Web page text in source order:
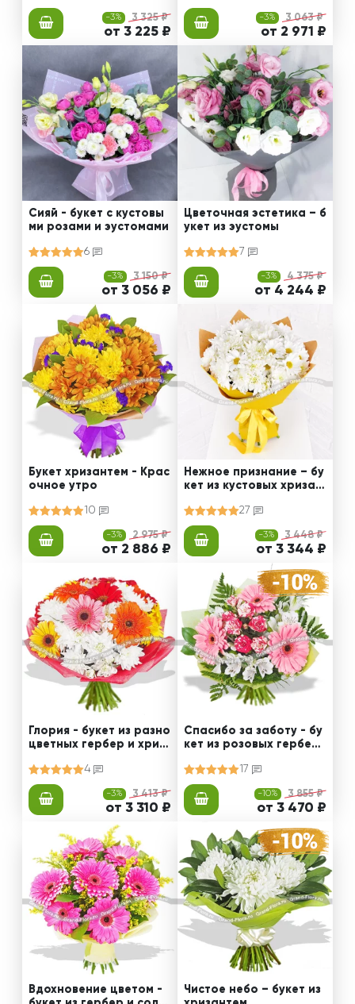
-3% 3 325 ₽
от 3 225 ₽
-3% 3 063 ₽
от 2 971 ₽
Сияй - букет с кустовы
ми розами и эустомами
6
-3% 3 150 ₽
от 3 056 ₽
Цветочная эстетика – б
укет из эустомы
7
-3% 4 375 ₽
от 4 244 ₽
Букет хризантем - Крас
очное утро
10
-3% 2 975 ₽
от 2 886 ₽
Нежное признание – бу
кет из кустовых хризан
27
-3% 3 448 ₽
от 3 344 ₽
Глория - букет из разно
цветных гербер и хриз
4
-3% 3 413 ₽
от 3 310 ₽
Спасибо за заботу - бу
кет из розовых гербер
17
-10% 3 855 ₽
от 3 470 ₽
Вдохновение цветом -
Чистое небо – букет из